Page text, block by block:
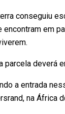
conseguiu
em
deverá
a entrada
na África